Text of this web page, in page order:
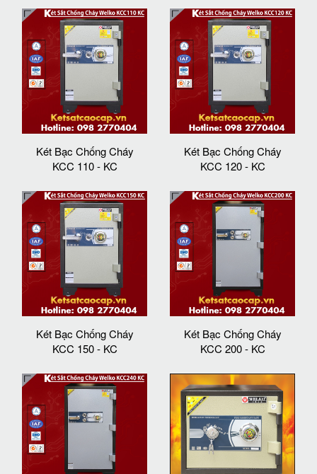
Két Bạc Chống Cháy
KCC 110 - KC
Két Bạc Chống Cháy
KCC 120 - KC
Két Bạc Chống Cháy
KCC 150 - KC
Két Bạc Chống Cháy
KCC 200 - KC